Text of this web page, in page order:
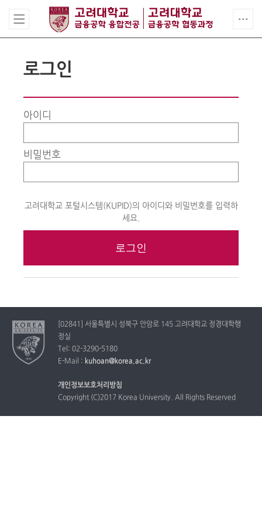
로그인
아이디
비밀번호
고려대학교 포털시스템(KUPID)의 아이디와 비밀번호를 입력하
세요.
[02841] 서울특별시 성북구 안암로 145 고려대학교 정경대학행
정실
Tel: 02-3290-5180
E-Mail : kuhoan@korea.ac.kr
개인정보보호처리방침
Copyright (C)2017 Korea University. All Rights Reserved